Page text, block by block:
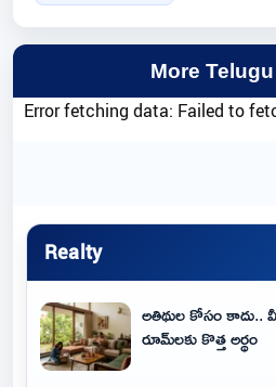
More
Error fetching data: Failed to
Realty
అతిథుల కోసం
రూమ్‌లకు కొత్త అర్థం